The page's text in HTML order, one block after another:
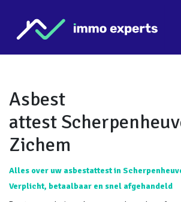
Asbest
attest
Zichem
Alles over uw asbestattest in
Verplicht, betaalbaar en snel afgehandeld